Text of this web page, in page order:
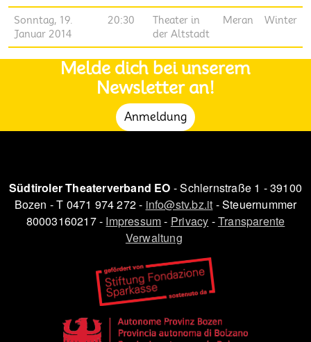
Sonntag, 19.
Januar 2014
20:30
Theater in
der Altstadt
Meran Winter
Melde dich bei unserem
Newsletter an!
Anmeldung
Südtiroler Theaterverband EO - Schlernstraße 1 - 39100
Bozen - T 0471 974 272 - info@stv.bz.it - Steuernummer
80003160217 - Impressum- Privacy -Transparente
Verwaltung